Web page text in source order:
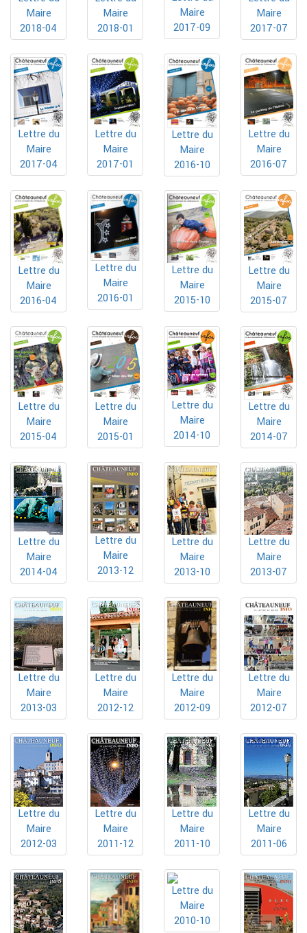
Maire
2018-04
Maire
2018-01
Maire
2017-09
Maire
2017-07
Lettre du
Maire
2017-04
Lettre du
Maire
2017-01
Lettre du
Maire
2016-10
Lettre du
Maire
2016-07
Lettre du
Maire
2016-04
Lettre du
Maire
2016-01
Lettre du
Maire
2015-10
Lettre du
Maire
2015-07
Lettre du
Maire
2015-04
Lettre du
Maire
2015-01
Lettre du
Maire
2014-10
Lettre du
Maire
2014-07
Lettre du
Maire
2014-04
Lettre du
Maire
2013-12
Lettre du
Maire
2013-10
Lettre du
Maire
2013-07
Lettre du
Maire
2013-03
Lettre du
Maire
2012-12
Lettre du
Maire
2012-09
Lettre du
Maire
2012-07
Lettre du
Maire
2012-03
Lettre du
Maire
2011-12
Lettre du
Maire
2011-10
Lettre du
Maire
2011-06
Lettre du
Maire
2010-10